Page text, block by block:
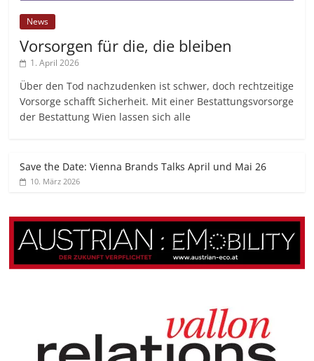
News
Vorsorgen für die, die bleiben
1. April 2026
Über den Tod nachzudenken ist schwer, doch rechtzeitige
Vorsorge schafft Sicherheit. Mit einer Bestattungsvorsorge
der Bestattung Wien lassen sich alle
Save the Date: Vienna Brands Talks April und Mai 26
10. März 2026